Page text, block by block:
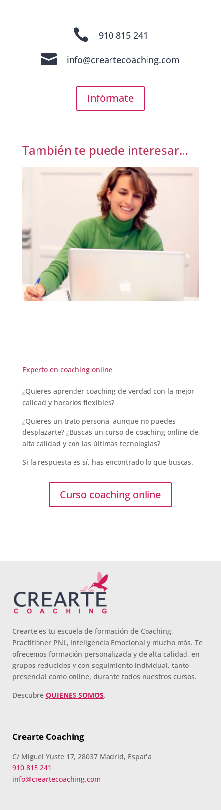
 910 815 241
 info@creartecoaching.com
Infórmate
También te puede interesar…
Experto en coaching online
¿Quieres aprender coaching de verdad con la mejor
calidad y horarios flexibles?
¿Quieres un trato personal aunque no puedes
desplazarte? ¿Buscas un curso de coaching online de
alta calidad y con las últimas tecnologías?
Si la respuesta es sí, has encontrado lo que buscas.
Curso coaching online
Crearte es tu escuela de formación de Coaching,
Practitioner PNL, Inteligencia Emocional y mucho más. Te
ofrecemos formación personalizada y de alta calidad, en
grupos reducidos y con seguimiento individual, tanto
presencial como online, durante todos nuestros cursos.
Descubre QUIENES SOMOS.
Crearte Coaching
C/ Miguel Yuste 17, 28037 Madrid, España
910 815 241
info@creartecoaching.com